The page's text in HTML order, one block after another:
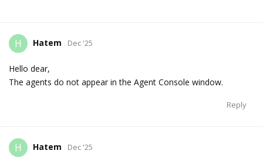
H Hatem Dec '25
Hello dear,
The agents do not appear in the Agent Console window.
Reply
H Hatem Dec '25